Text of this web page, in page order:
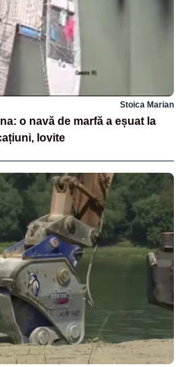
Stoica Marian
o navă de marfă a eșuat la
lovite